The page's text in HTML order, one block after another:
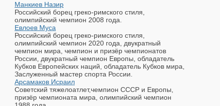
Манкиев Назир
Российский борец греко-римского стиля,
олимпийский чемпион 2008 года.
Евлоев Муса
Российский борец греко-римского стиля,
олимпийский чемпион 2020 года, двукратный
чемпион мира, чемпион и призёр чемпионатов
России, двукратный чемпион Европы, обладатель
Кубков Европейских наций, обладатель Кубков мира,
Заслуженный мастер спорта России.
Арсамаков Исраил
Советский тяжелоатлет,чемпион СССР и Европы,
призёр чемпионата мира, олимпийский чемпион